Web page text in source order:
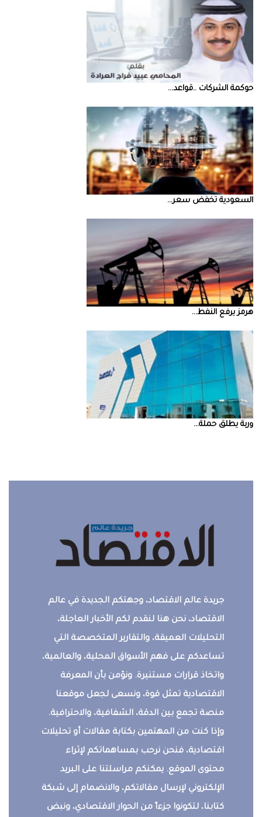
حوكمة‭ ‬الشركات‭.. ‬قواعد‭ ...
السعودية‭ ‬تخفض‭ ‬سعر‭ ...
‮‬هرمز‮‬‭ ‬يرفع‭ ‬النفط‭ ...
‮‬وربة‮‬‭ ‬يطلق‭ ‬حملة‭ ...
جريدة عالم الاقتصاد، وجهتكم الجديدة في عالم
الاقتصاد، نحن هنا لنقدم لكم الأخبار العاجلة،
التحليلات العميقة، والتقارير المتخصصة التي
تساعدكم على فهم الأسواق المحلية، والعالمية،
واتخاذ قرارات مستنيرة. ونؤمن بأن المعرفة
الاقتصادية تمثل قوة، ونسعى لجعل موقعنا
منصة تجمع بين الدقة، الشفافية، والاحترافية.
وإذا كنت من المهتمين بكتابة مقالات أو تحليلات
اقتصادية، فنحن نرحب بمساهماتكم لإثراء
محتوى الموقع. يمكنكم مراسلتنا على البريد
الإلكتروني لإرسال مقالاتكم، والانضمام إلى شبكة
كتابنا، لتكونوا جزءاً من الحوار الاقتصادي، ونبض